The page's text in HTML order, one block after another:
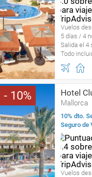
Vuelos
5 días / 4
Salida el 4
Todo
10 Hotel
Mallorca
10% dto.
Seguro de
Vuelos